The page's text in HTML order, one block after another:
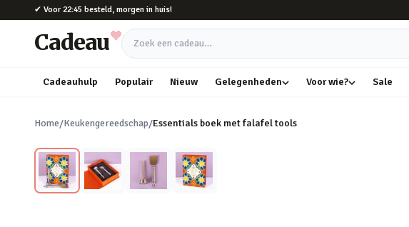
Naar hoofdinhoud
✔ Voor 22:45 besteld, morgen in huis!
Cadeau Zoek een cadeau
Cadeauhulp Populair Nieuw Gelegenheden Voor wie? Sale
Home/Keukengereedschap/Essentials boek met falafel tools